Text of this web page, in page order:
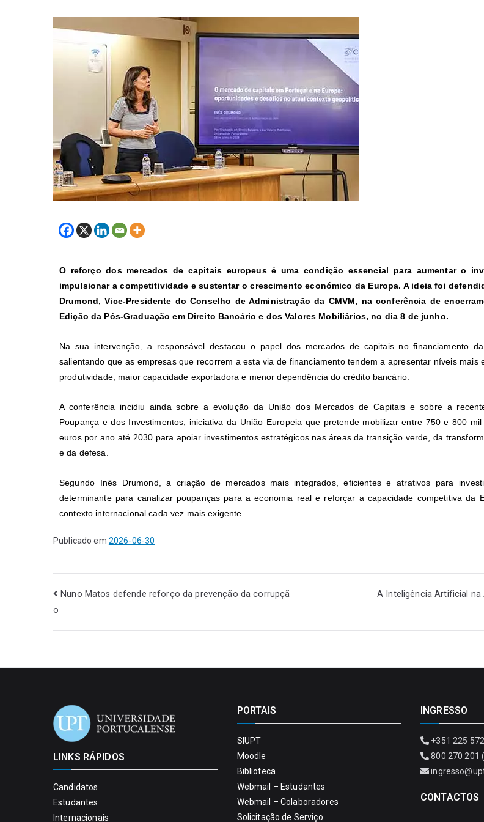
O reforço dos mercados de capitais europeus é uma condição essencial para aumentar o
impulsionar a competitividade e sustentar o crescimento económico da Europa. A ideia foi
Drumond, Vice-Presidente do Conselho de Administração da CMVM, na conferência de
Edição da Pós-Graduação em Direito Bancário e dos Valores Mobiliários, no dia 8 de junho.
Na sua intervenção, a responsável destacou o papel dos mercados de capitais no financiamento da
salientando que as empresas que recorrem a esta via de financiamento tendem a apresentar níveis mais
produtividade, maior capacidade exportadora e menor dependência do crédito bancário.
A conferência incidiu ainda sobre a evolução da União dos Mercados de Capitais e sobre a
Poupança e dos Investimentos, iniciativa da União Europeia que pretende mobilizar entre 750 e 800
euros por ano até 2030 para apoiar investimentos estratégicos nas áreas da transição verde, da
e da defesa.
Segundo Inês Drumond, a criação de mercados mais integrados, eficientes e atrativos para
determinante para canalizar poupanças para a economia real e reforçar a capacidade competitiva da
contexto internacional cada vez mais exigente.
Publicado em 2026-06-30
Nuno Matos defende reforço da prevenção da corrupçã
o
A Inteligência Artificial na
LINKS RÁPIDOS
Candidatos
Estudantes
Internacionais
PORTAIS
SIUPT
Moodle
Biblioteca
Webmail – Estudantes
Webmail – Colaboradores
Solicitação de Serviço
INGRESSO
+351 225
800 270 201
CONTACTOS